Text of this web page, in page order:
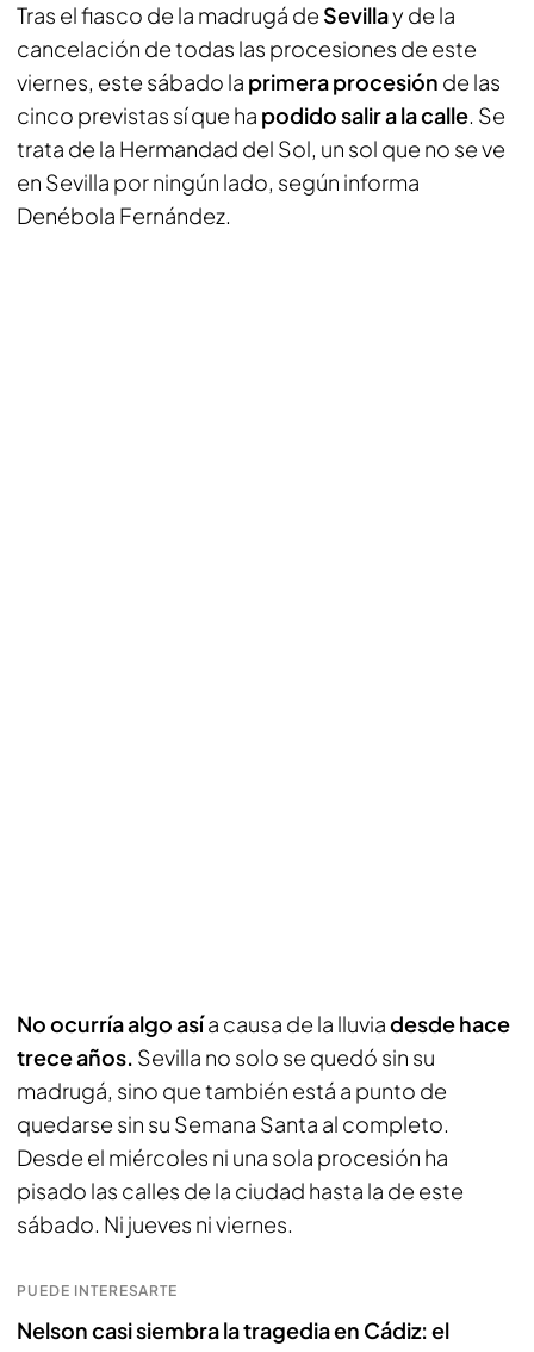
Tras el fiasco de la madrugá de Sevillay de la
cancelación de todas las procesiones de este
viernes, este sábado la primera procesión de las
cinco previstas sí que ha podido salir a la calle. Se
trata de la Hermandad del Sol, un sol que no se ve
en Sevilla por ningún lado, según informa
Denébola Fernández.
No ocurría algo asía causa de la lluviadesde hace
trece años. Sevilla no solo se quedó sin su
madrugá, sino que también está a punto de
quedarse sin su Semana Santa al completo.
Desde el miércoles ni una sola procesión ha
pisado las calles de la ciudad hasta la de este
sábado. Ni jueves ni viernes.
PUEDE INTERESARTE
Nelson casi siembra la tragedia en Cádiz: el